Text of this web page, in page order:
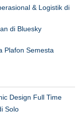
& Logistik di
di Bluesky
Plafon Semesta
Design Full Time
Solo